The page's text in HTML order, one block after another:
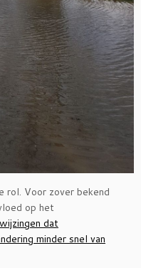
rol. Voor zover bekend
op het
dat
minder snel van